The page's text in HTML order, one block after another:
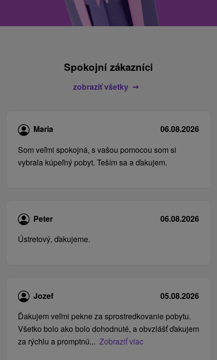
Spokojní zákazníci
zobraziť všetky
Maria
06.08.2026
Som veľmi spokojná, s vašou pomocou som si
vybrala kúpeľný pobyt. Teším sa a ďakujem.
Peter
06.08.2026
Ústretový, ďakujeme.
Jozef
05.08.2026
Ďakujem veľmi pekne za sprostredkovanie pobytu.
Všetko bolo ako bolo dohodnuté, a obvzlášť ďakujem
za rýchlu a promptnú... Zobraziť viac